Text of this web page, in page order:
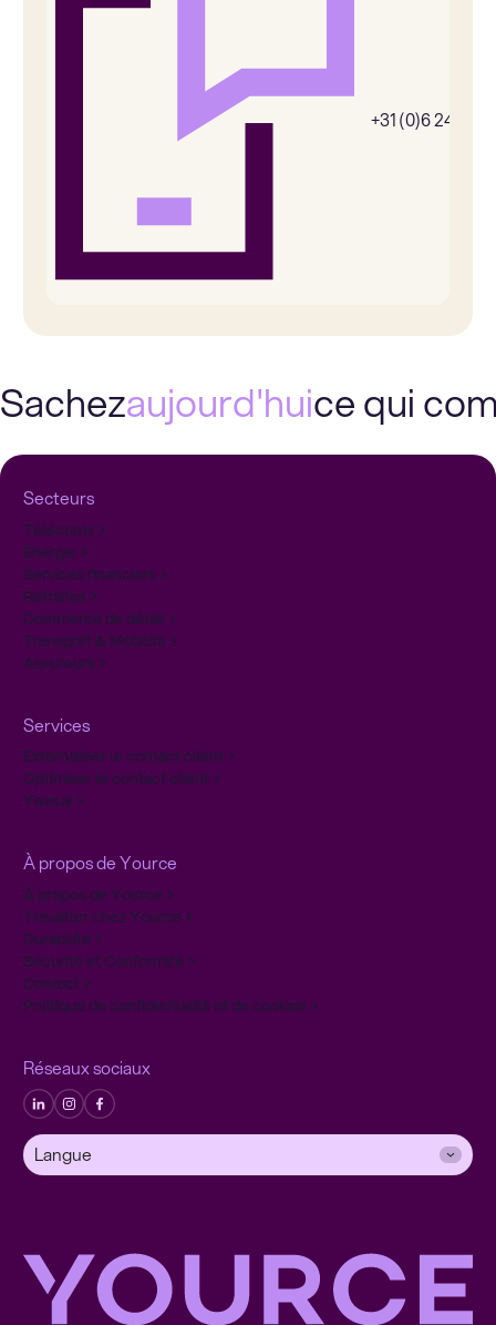
+31 (0)6
Sachezaujourd'huice qui
Secteurs
Télécoms
Énergie
Services financiers
Retraites
Commerce de détail
Transport & Mobilité
Assureurs
Services
Externaliser le contact client
Optimiser le contact client
Yava.ai
À propos de Yource
À propos de Yource
Travailler chez Yource
Durabilité
Sécurité et Conformité
Contact
Politique de confidentialité et de cookies
Réseaux sociaux
Langue